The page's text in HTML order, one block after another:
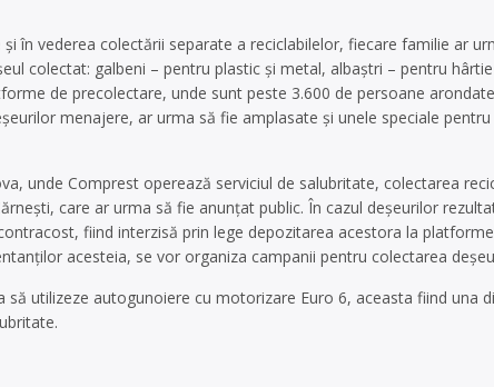
în vederea colectării separate a reciclabilelor, fiecare familie ar
colectat: galbeni – pentru plastic și metal, albaștri – pentru
de precolectare, unde sunt peste 3.600 de persoane
menajere, ar urma să fie amplasate și unele speciale
unde Comprest operează serviciul de salubritate, colectarea
care ar urma să fie anunțat public. În cazul deșeurilor
fiind interzisă prin lege depozitarea acestora la
acesteia, se vor organiza campanii pentru colectarea
utilizeze autogunoiere cu motorizare Euro 6, aceasta fiind una